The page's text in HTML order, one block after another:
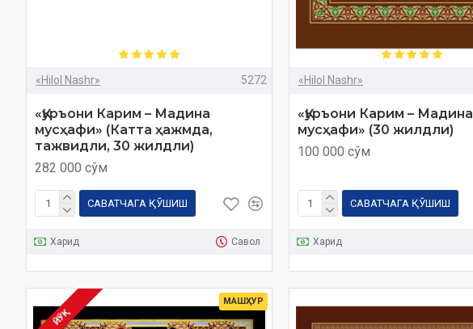
«Hilol Nashr» 5272
«Қуръони Карим – Мадина
мусҳафи» (Катта ҳажмда,
тажвидли, 30 жилдли)
282 000 сўм
САВАТЧАГА ҚЎШИШ
Харид Савол
«Hilol Nashr»
«Қуръони Карим – Мадина
мусҳафи» (30 жилдли)
100 000 сўм
САВАТЧАГА ҚЎШИШ
Харид
МАШҲУР
ЙЎҚ